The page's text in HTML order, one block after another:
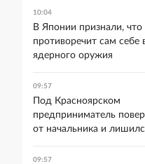
10:04
В Японии признали, что
противоречит сам себе
ядерного оружия
09:57
Под Красноярском
предприниматель
от начальника и
09:57